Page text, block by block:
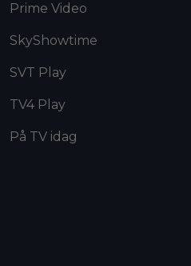
Prime Video
SkyShowtime
SVT Play
TV4 Play
På TV idag